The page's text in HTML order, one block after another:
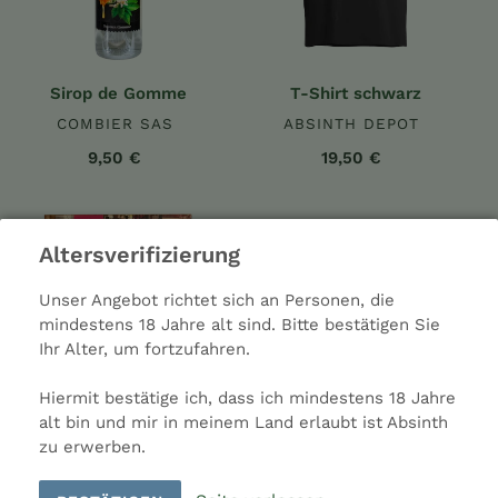
Altersverifizierung
Unser Angebot richtet sich an Personen, die
mindestens 18 Jahre alt sind. Bitte bestätigen Sie
Ihr Alter, um fortzufahren.
Hiermit bestätige ich, dass ich mindestens 18 Jahre
alt bin und mir in meinem Land erlaubt ist Absinth
zu erwerben.
Sirop de Gomme
COMBIER SAS
9,50 €
T-Shirt schwarz
ABSINTH DEPOT
19,50 €
Berlin
Berlin
Flachmann